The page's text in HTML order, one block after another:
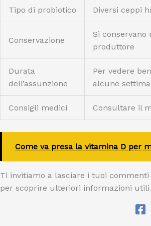
Tipo di probiotico Diversi ceppi
Conservazione
Si
produttore
Durata
dell’assunzione
Per vedere
alcune
Consigli medici Consultare il
Come va presa la vitamina D per
Ti invitiamo a lasciare i tuoi
per scoprire ulteriori informazioni